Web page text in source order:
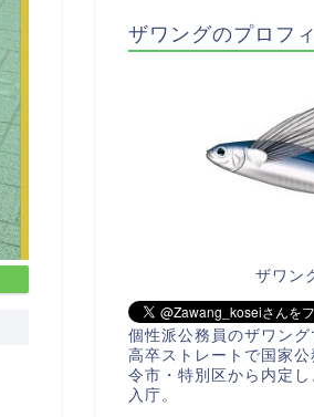
ザワングのプロフ
ザワン
個性派公務員のザワング
高卒ストレートで国家
令市・特別区から内定
入庁。